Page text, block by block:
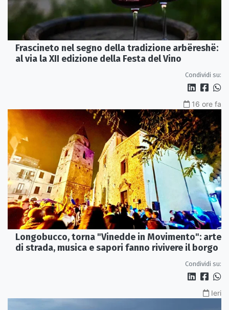
Frascineto nel segno della tradizione arbëreshë:
al via la XII edizione della Festa del Vino
Condividi su:
16 ore fa
Longobucco, torna "Vinedde in Movimento": arte
di strada, musica e sapori fanno rivivere il borgo
Condividi su:
Ieri